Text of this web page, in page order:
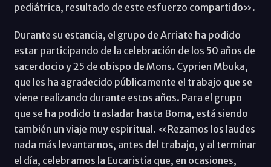
pediátrica, resultado de este esfuerzo compartido».
Durante su estancia, el grupo de Arriate ha podido
estar participando de la celebración de los 50 años de
sacerdocio y 25 de obispo de Mons. Cyprien Mbuka,
que les ha agradecido públicamente el trabajo que se
viene realizando durante estos años. Para el grupo
que se ha podido trasladar hasta Boma, está siendo
también un viaje muy espiritual. «Rezamos los laudes
nada más levantarnos, antes del trabajo, y al terminar
el día, celebramos la Eucaristía que, en ocasiones,